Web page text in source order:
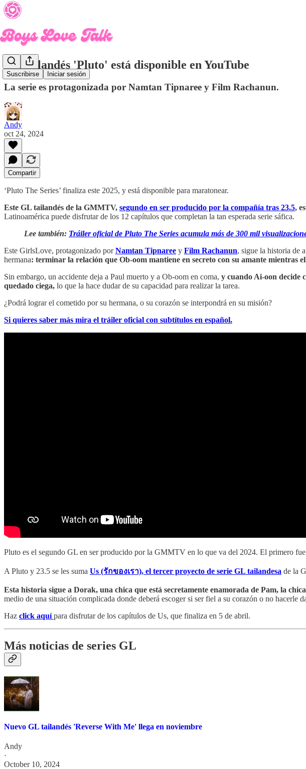
Suscribirse Iniciar sesión
GL tailandés 'Pluto' está disponible en YouTube
La serie es protagonizada por Namtan Tipnaree y Film Rachanun.
Andy
oct 24, 2024
Compartir
‘Pluto The Series’ finaliza este 2025, y está disponible para maratonear.
Este GL tailandés de la GMMTV, segundo en ser producido por la compañía tras 23.5,
Latinoamérica puede disfrutar de los 12 capítulos que completan la tan esperada serie sáfica.
Lee también: Tráiler oficial de Pluto The Series acumula más de 300 mil
Este GirlsLove, protagonizado porNamtan Tipnaree y Film Rachanun, sigue la historia de
hermana: terminar la relación que Ob-oom mantiene en secreto con su amante mientras
Sin embargo, un accidente deja a Paul muerto y a Ob-oom en coma, y cuando Ai-oon decide
quedado ciega, lo que la hace dudar de su capacidad para realizar la tarea.
¿Podrá lograr el cometido por su hermana, o su corazón se interpondrá en su misión?
Si quieres saber más mira el tráiler oficial con subtítulos en español.
Pluto es el segundo GL en ser producido por la GMMTV en lo que va del 2024. El primero
A Pluto y 23.5 se les suma Us (รักของเรา), el tercer proyecto de serie GL tailandesa de la
Esta historia sigue a Dorak, una chica que está secretamente enamorada de Pam, la
medio de una situación complicada donde deberá escoger si ser fiel a su corazón o no hacerle
Haz click aquí para disfrutar de los capítulos de Us, que finaliza en 5 de abril.
Más noticias de series GL
Nuevo GL tailandés 'Reverse With Me' llega en noviembre
Andy
·
October 10, 2024